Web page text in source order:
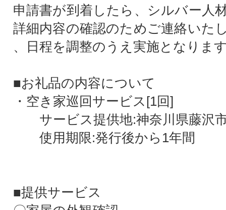
申請書が到着したら、シルバー人
詳細内容の確認のためご連絡いた
、日程を調整のうえ実施となりま
■お礼品の内容について
・空き家巡回サービス[1回]
サービス提供地:神奈川県藤沢
使用期限:発行後から1年間
■提供サービス